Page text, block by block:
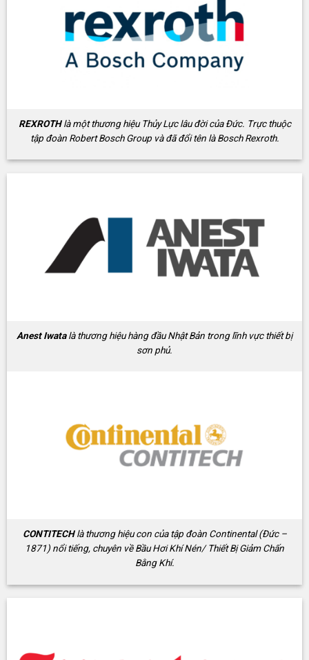
REXROTHlà một thương hiệu Thủy Lực lâu đời của Đức. Trực thuộc
tập đoàn Robert Bosch Group và đã đổi tên là Bosch Rexroth.
Anest Iwatalà thương hiệu hàng đầu Nhật Bản trong lĩnh vực thiết bị
sơn phủ.
CONTITECHlà thương hiệu con của tập đoàn Continental (Đức –
1871) nổi tiếng, chuyên về Bầu Hơi Khí Nén/ Thiết Bị Giảm Chấn
Bằng Khí.